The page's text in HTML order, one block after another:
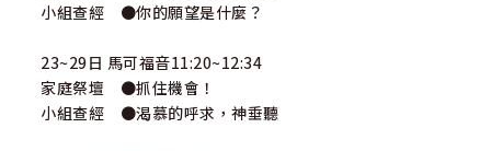
小組查經 ●你的願望是什麼？
23~29日 馬可福音11:20~12:34
家庭祭壇 ●抓住機會！
小組查經 ●渴慕的呼求，神垂聽